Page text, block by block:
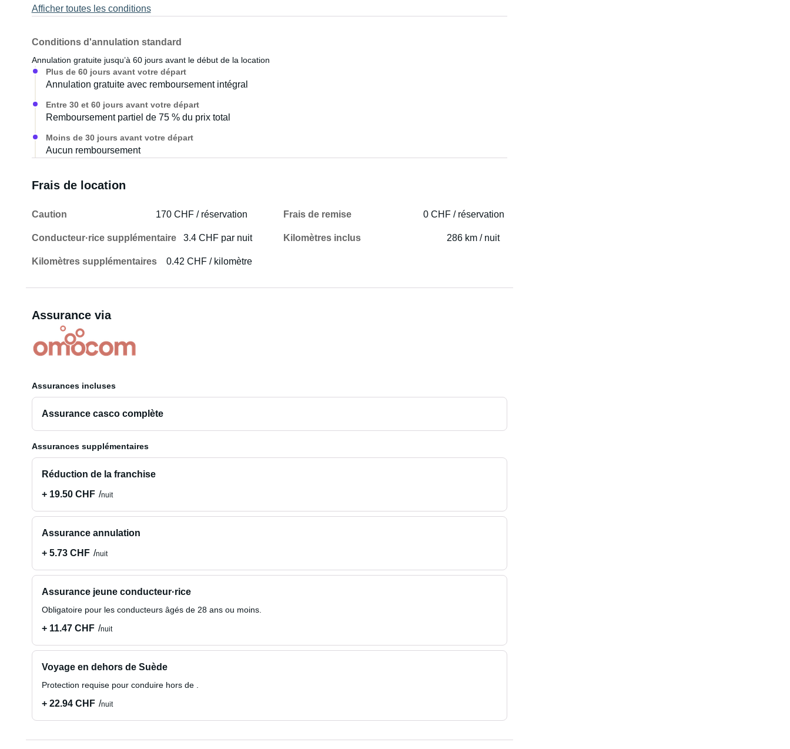
Afficher toutes les conditions
Conditions d'annulation standard
Annulation gratuite jusqu’à 60 jours avant le début de la location
Plus de 60 jours avant votre départ
Annulation gratuite avec remboursement intégral
Entre 30 et 60 jours avant votre départ
Remboursement partiel de 75 % du prix total
Moins de 30 jours avant votre départ
Aucun remboursement
Frais de location
Caution 170 CHF / réservation Frais de remise 0 CHF / réservation
Conducteur·rice supplémentaire 3.4 CHF par nuit Kilomètres inclus 286 km / nuit
Kilomètres supplémentaires 0.42 CHF / kilomètre
Assurance via
Assurances incluses
Assurance casco complète
Assurances supplémentaires
Réduction de la franchise
+ 19.50 CHF
nuit
Assurance annulation
+ 5.73 CHF
nuit
Assurance jeune conducteur·rice
Obligatoire pour les conducteurs âgés de 28 ans ou moins.
+ 11.47 CHF nuit
Voyage en dehors de Suède
Protection requise pour conduire hors de .
+ 22.94 CHF nuit